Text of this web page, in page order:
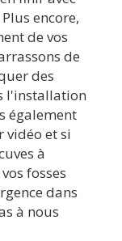
encore,
de vos
de
des
l'installation
également
vidéo et si
à
fosses
dans
à nous